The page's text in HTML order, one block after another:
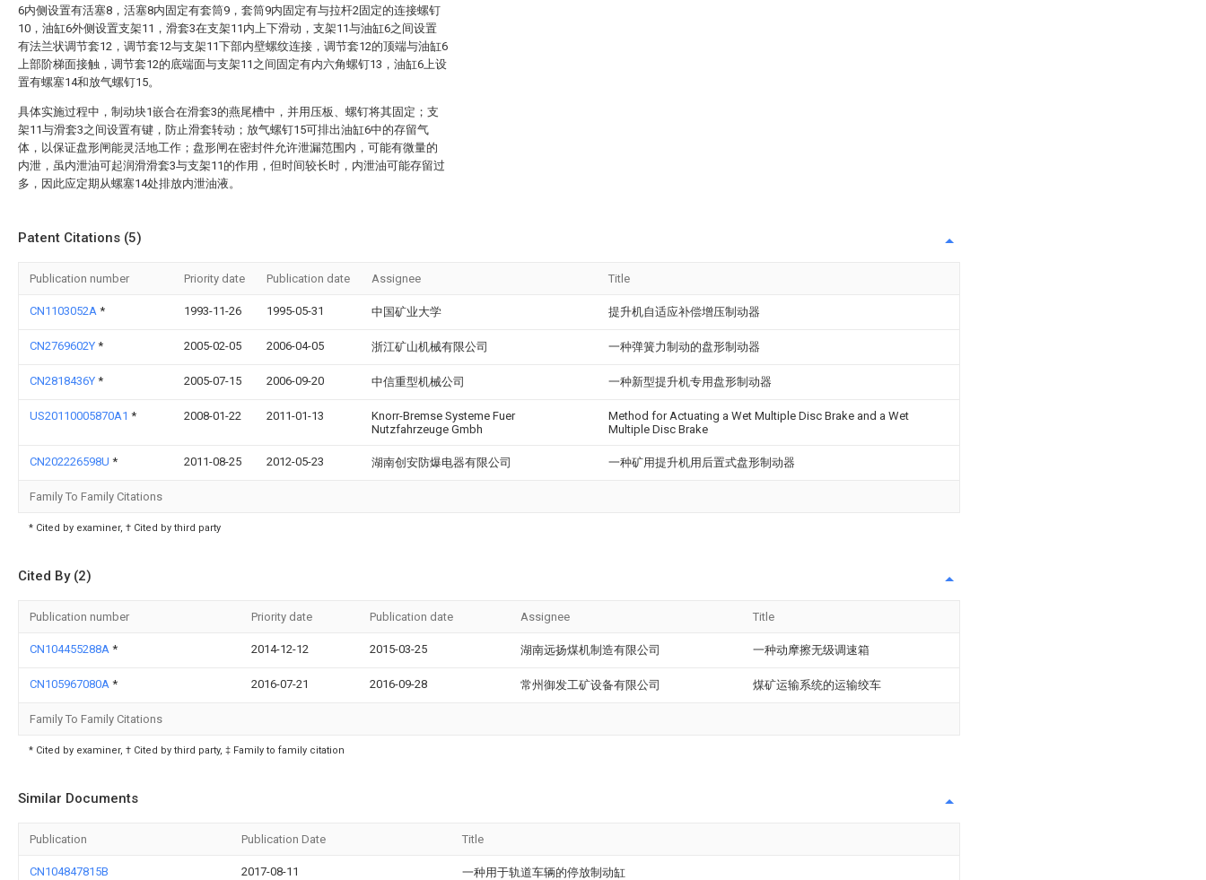
6内侧设置有活塞8，活塞8内固定有套筒9，套筒9内固定有与拉杆2固定的连接螺钉
10，油缸6外侧设置支架11，滑套3在支架11内上下滑动，支架11与油缸6之间设置
有法兰状调节套12，调节套12与支架11下部内壁螺纹连接，调节套12的顶端与油缸6
上部阶梯面接触，调节套12的底端面与支架11之间固定有内六角螺钉13，油缸6上设
置有螺塞14和放气螺钉15。
具体实施过程中，制动块1嵌合在滑套3的燕尾槽中，并用压板、螺钉将其固定；支
架11与滑套3之间设置有键，防止滑套转动；放气螺钉15可排出油缸6中的存留气
体，以保证盘形闸能灵活地工作；盘形闸在密封件允许泄漏范围内，可能有微量的
内泄，虽内泄油可起润滑滑套3与支架11的作用，但时间较长时，内泄油可能存留过
多，因此应定期从螺塞14处排放内泄油液。
Patent Citations (5)
Publication number Priority date Publication date Assignee Title
CN1103052A * 1993-11-26 1995-05-31 中国矿业大学 提升机自适应补偿增压制动器
CN2769602Y * 2005-02-05 2006-04-05 浙江矿山机械有限公司 一种弹簧力制动的盘形制动器
CN2818436Y * 2005-07-15 2006-09-20 中信重型机械公司 一种新型提升机专用盘形制动器
US20110005870A1 * 2008-01-22 2011-01-13
Knorr-Bremse Systeme Fuer
Nutzfahrzeuge Gmbh
Method for Actuating a Wet Multiple Disc Brake and a Wet
Multiple Disc Brake
CN202226598U * 2011-08-25 2012-05-23 湖南创安防爆电器有限公司 一种矿用提升机用后置式盘形制动器
Family To Family Citations
* Cited by examiner, † Cited by third party
Cited By (2)
Publication number Priority date Publication date Assignee Title
CN104455288A * 2014-12-12 2015-03-25 湖南远扬煤机制造有限公司 一种动摩擦无级调速箱
CN105967080A * 2016-07-21 2016-09-28 常州御发工矿设备有限公司 煤矿运输系统的运输绞车
Family To Family Citations
* Cited by examiner, † Cited by third party, ‡ Family to family citation
Similar Documents
Publication Publication Date Title
CN104847815B 2017-08-11 一种用于轨道车辆的停放制动缸